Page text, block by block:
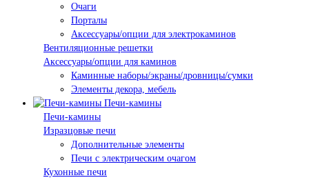
Очаги
Порталы
Аксессуары/опции для электрокаминов
Вентиляционные решетки
Аксессуары/опции для каминов
Каминные наборы/экраны/дровницы/сумки
Элементы декора, мебель
Печи-камины
Печи-камины
Изразцовые печи
Дополнительные элементы
Печи с электрическим очагом
Кухонные печи